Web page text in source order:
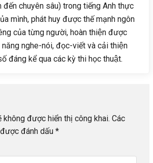
đến chuyên sâu) trong tiếng Anh thực
mình, phát huy được thế mạnh ngôn
của từng người, hoàn thiện được
năng nghe-nói, đọc-viết và cải thiện
đáng kể qua các kỳ thi học thuật.
không được hiển thị công khai. Các
đánh dấu *